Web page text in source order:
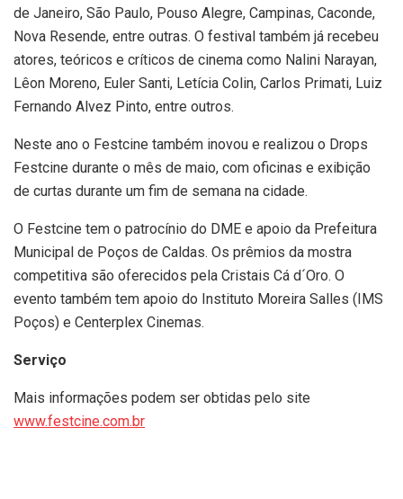
de Janeiro, São Paulo, Pouso Alegre, Campinas, Caconde,
Nova Resende, entre outras. O festival também já recebeu
atores, teóricos e críticos de cinema como Nalini Narayan,
Lêon Moreno, Euler Santi, Letícia Colin, Carlos Primati, Luiz
Fernando Alvez Pinto, entre outros.
Neste ano o Festcine também inovou e realizou o Drops
Festcine durante o mês de maio, com oficinas e exibição
de curtas durante um fim de semana na cidade.
O Festcine tem o patrocínio do DME e apoio da Prefeitura
Municipal de Poços de Caldas. Os prêmios da mostra
competitiva são oferecidos pela Cristais Cá d´Oro. O
evento também tem apoio do Instituto Moreira Salles (IMS
Poços) e Centerplex Cinemas.
Serviço
Mais informações podem ser obtidas pelo site
www.festcine.com.br